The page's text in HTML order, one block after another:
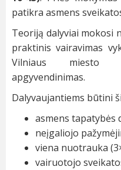
patikra asmens
Teoriją dalyviai mokosi
praktinis vairavimas
Vilniaus miesto
apgyvendinimas.
Dalyvaujantiems būtini
asmens tapatybės
neįgaliojo
viena nuotrauka
vairuotojo